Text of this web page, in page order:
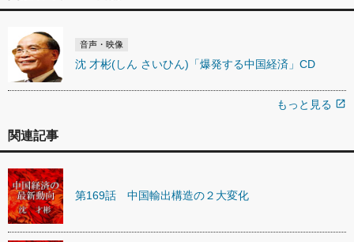
音声・映像
沈 才彬(しん さいひん)「爆発する中国経済」CD
もっと見る open_in_new
関連記事
第169話 中国輸出構造の２大変化